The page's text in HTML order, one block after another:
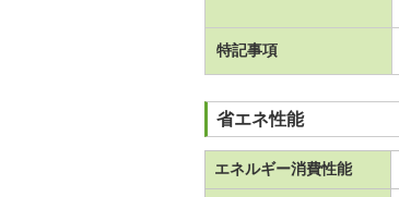
特記事項
省エネ性能
エネルギー消費性能